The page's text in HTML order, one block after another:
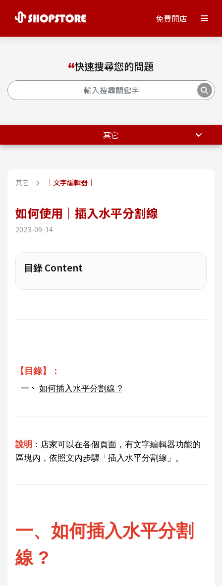
免費開店
快速搜尋您的問題
其它
其它 ｜文字編輯器｜
如何使用｜插入水平分割線
2023-09-14
目錄 Content
【目錄】：
如何插入水平分割線 ?
說明 ： 店家可以在各個頁面，有文字編輯器功能的
區塊內，依照文內步驟「插入水平分割線」。
一、如何插入水平分割
線 ?